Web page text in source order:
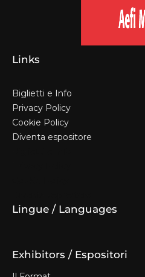
Links
Biglietti e Info
Privacy Policy
Cookie Policy
Diventa espositore
Lingue / Languages
Exhibitors / Espositori